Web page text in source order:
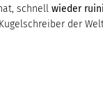
schnell wieder
der